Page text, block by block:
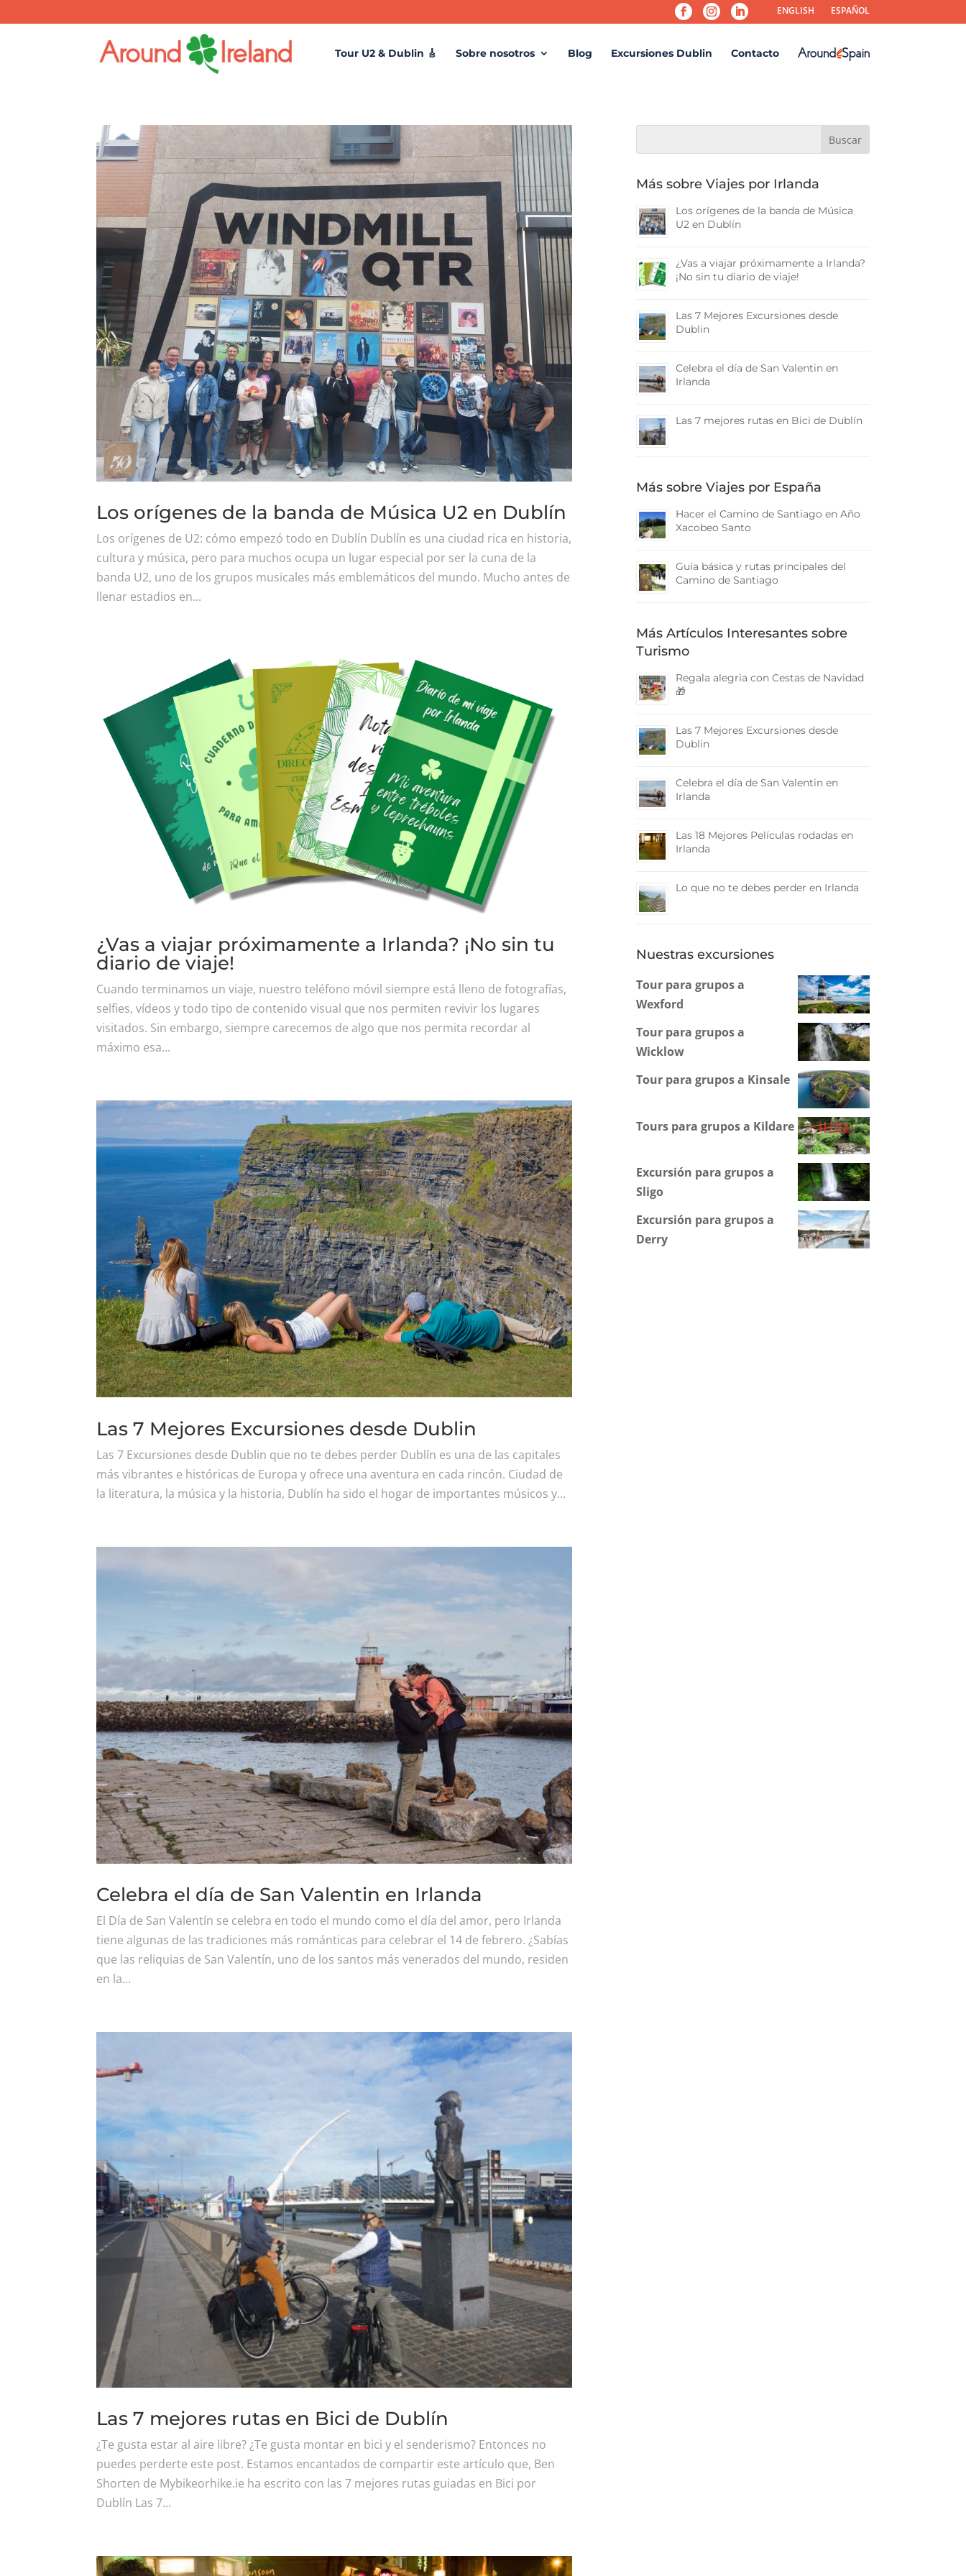
ENGLISH ESPAÑOL
Tour U2 & Dublin 🎸 Sobre nosotros Blog Excursiones Dublin Contacto
Los orígenes de la banda de Música U2 en Dublín
Los orígenes de U2: cómo empezó todo en Dublín Dublín es una ciudad rica en historia,
cultura y música, pero para muchos ocupa un lugar especial por ser la cuna de la
banda U2, uno de los grupos musicales más emblemáticos del mundo. Mucho antes de
llenar estadios en...
¿Vas a viajar próximamente a Irlanda? ¡No sin tu
diario de viaje!
Cuando terminamos un viaje, nuestro teléfono móvil siempre está lleno de fotografías,
selfies, vídeos y todo tipo de contenido visual que nos permiten revivir los lugares
visitados. Sin embargo, siempre carecemos de algo que nos permita recordar al
máximo esa...
Las 7 Mejores Excursiones desde Dublin
Las 7 Excursiones desde Dublin que no te debes perder Dublín es una de las capitales
más vibrantes e históricas de Europa y ofrece una aventura en cada rincón. Ciudad de
la literatura, la música y la historia, Dublín ha sido el hogar de importantes músicos y...
Celebra el día de San Valentin en Irlanda
El Día de San Valentín se celebra en todo el mundo como el día del amor, pero Irlanda
tiene algunas de las tradiciones más románticas para celebrar el 14 de febrero. ¿Sabías
que las reliquias de San Valentín, uno de los santos más venerados del mundo, residen
en la...
Las 7 mejores rutas en Bici de Dublín
¿Te gusta estar al aire libre? ¿Te gusta montar en bici y el senderismo? Entonces no
puedes perderte este post. Estamos encantados de compartir este artículo que, Ben
Shorten de Mybikeorhike.ie ha escrito con las 7 mejores rutas guiadas en Bici por
Dublín Las 7...
Más sobre Viajes por Irlanda
Los orígenes de la banda de Música
U2 en Dublín
¿Vas a viajar próximamente a Irlanda?
¡No sin tu diario de viaje!
Las 7 Mejores Excursiones desde
Dublin
Celebra el día de San Valentin en
Irlanda
Las 7 mejores rutas en Bici de Dublín
Más sobre Viajes por España
Hacer el Camino de Santiago en Año
Xacobeo Santo
Guía básica y rutas principales del
Camino de Santiago
Más Artículos Interesantes sobre
Turismo
Regala alegria con Cestas de Navidad
🎁
Las 7 Mejores Excursiones desde
Dublin
Celebra el día de San Valentin en
Irlanda
Las 18 Mejores Películas rodadas en
Irlanda
Lo que no te debes perder en Irlanda
Nuestras excursiones
Tour para grupos a
Wexford
Tour para grupos a
Wicklow
Tour para grupos a Kinsale
Tours para grupos a Kildare
Excursión para grupos a
Sligo
Excursión para grupos a
Derry